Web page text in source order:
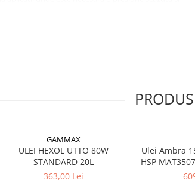
de vopsire sau pulverizare.
aplicații industriale și hidraulice. Cele mai
GAMMAX
ULEI HEXOL UTTO 80W
STANDARD 20L
363,00 Lei
Ulei Ambra
HSP